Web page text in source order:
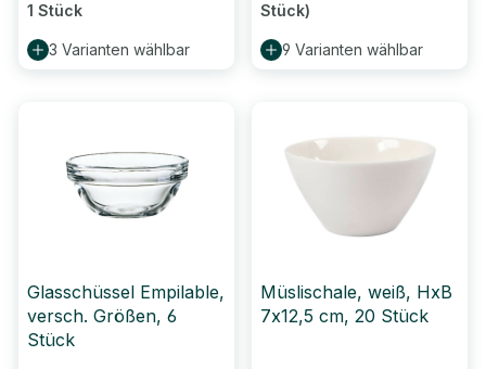
1 Stück
3 Varianten wählbar
Stück)
9 Varianten wählbar
Glasschüssel Empilable,
versch. Größen, 6
Stück
Müslischale, weiß, HxB
7x12,5 cm, 20 Stück